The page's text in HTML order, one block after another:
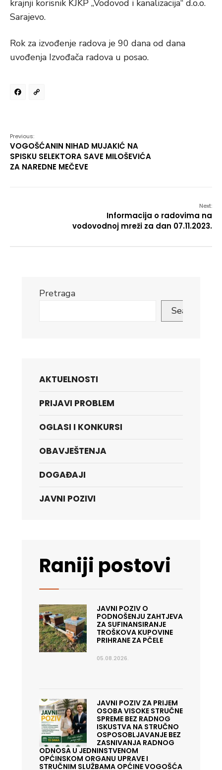
krajnji korisnik KJKP „Vodovod i kanalizacija“ d.o.o.
Sarajevo.
Rok za izvođenje radova je 90 dana od dana
uvođenja Izvođača radova u posao.
Facebook
Previous:
VOGOŠĆANIN NIHAD MUJAKIĆ NA
SPISKU SELEKTORA SAVE MILOŠEVIĆA
ZA NAREDNE MEČEVE
Next:
Informacija o radovima na
vodovodnoj mreži za dan 07.11.2023.
Pretraga
Search
AKTUELNOSTI
PRIJAVI PROBLEM
OGLASI I KONKURSI
OBAVJEŠTENJA
DOGAĐAJI
JAVNI POZIVI
Raniji postovi
JAVNI POZIV O
PODNOŠENJU ZAHTJEVA
ZA SUFINANSIRANJE
TROŠKOVA KUPOVINE
PRIHRANE ZA PČELE
05.08.2026.
JAVNI POZIV ZA PRIJEM
OSOBA VISOKE STRUČNE
SPREME BEZ RADNOG
ISKUSTVA NA STRUČNO
OSPOSOBLJAVANJE BEZ
ZASNIVANJA RADNOG
ODNOSA U JEDNINSTVENOM
OPĆINSKOM ORGANU UPRAVE I
STRUČNIM SLUŽBAMA OPĆINE VOGOŠĆA